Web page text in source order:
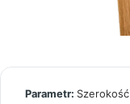
Szerokość